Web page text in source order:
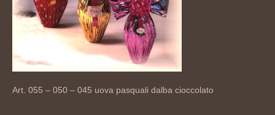
Art. 055 – 050 – 045 uova pasquali dalba cioccolato